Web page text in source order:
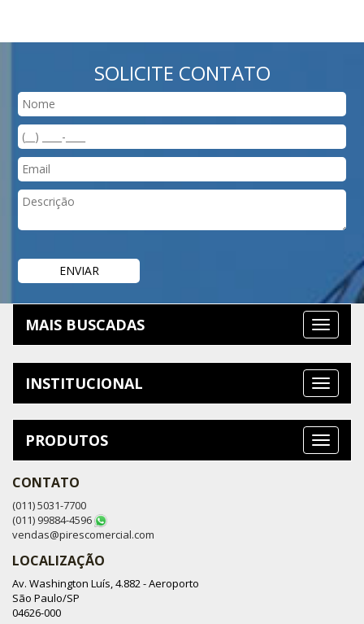
SOLICITE CONTATO
MAIS BUSCADAS
INSTITUCIONAL
PRODUTOS
CONTATO
(011) 5031-7700
(011) 99884-4596
vendas@pirescomercial.com
LOCALIZAÇÃO
Av. Washington Luís, 4.882 - Aeroporto
São Paulo/SP
04626-000